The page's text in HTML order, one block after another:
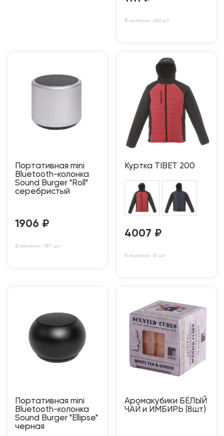
В наличии: 460 шт
Портативная mini
Bluetooth-колонка
Sound Burger "Roll"
серебристый
1906 ₽
В наличии: 1597 шт
Куртка TIBET 200
4007 ₽
В наличии: 16 шт
Портативная mini
Bluetooth-колонка
Sound Burger "Ellipse"
черная
Аромакубики БЕЛЫЙ
ЧАЙ и ИМБИРЬ (8шт)